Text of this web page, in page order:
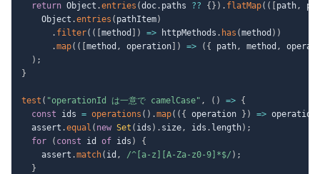
return Object .entries (doc. paths ?? { } ) . flatMap( ( path,
    Object
.entries ( pathItem)
. filter( ( method ) => httpMethods . has (method ) )
.map( ( method , operation ) => ( { path, method ,
) ;
}
test ( "operationId は一意で camelCase" , ( ) => {
const ids = operations ( ) .map( ( { operation } ) => operation
  assert
.equal ( new Set ( ids ) . size, ids . length) ;
for
( const id of ids )
{
    assert
.match( id , /^[a-z][A-Za-z0-9]*$/ ) ;
}